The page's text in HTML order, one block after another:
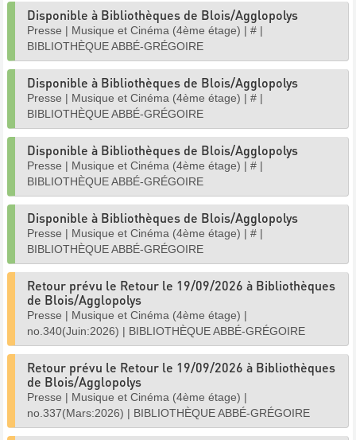
Disponible à Bibliothèques de Blois/Agglopolys
Presse | Musique et Cinéma (4ème étage) | # |
BIBLIOTHÈQUE ABBÉ-GRÉGOIRE
Disponible à Bibliothèques de Blois/Agglopolys
Presse | Musique et Cinéma (4ème étage) | # |
BIBLIOTHÈQUE ABBÉ-GRÉGOIRE
Disponible à Bibliothèques de Blois/Agglopolys
Presse | Musique et Cinéma (4ème étage) | # |
BIBLIOTHÈQUE ABBÉ-GRÉGOIRE
Disponible à Bibliothèques de Blois/Agglopolys
Presse | Musique et Cinéma (4ème étage) | # |
BIBLIOTHÈQUE ABBÉ-GRÉGOIRE
Retour prévu le Retour le 19/09/2026 à Bibliothèques
de Blois/Agglopolys
Presse | Musique et Cinéma (4ème étage) |
no.340(Juin:2026) | BIBLIOTHÈQUE ABBÉ-GRÉGOIRE
Retour prévu le Retour le 19/09/2026 à Bibliothèques
de Blois/Agglopolys
Presse | Musique et Cinéma (4ème étage) |
no.337(Mars:2026) | BIBLIOTHÈQUE ABBÉ-GRÉGOIRE